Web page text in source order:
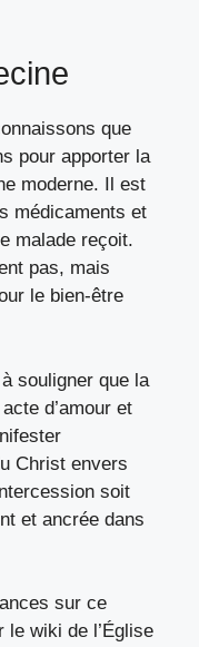
que
pour apporter la
moderne. Il est
médicaments et
malade reçoit.
pas, mais
le bien-être
souligner que la
d’amour et
Christ envers
soit
et ancrée dans
sur ce
le wiki de l’Église